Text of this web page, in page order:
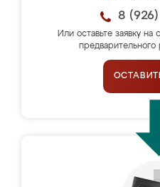
8
Или оставьте заявку на
предварительного